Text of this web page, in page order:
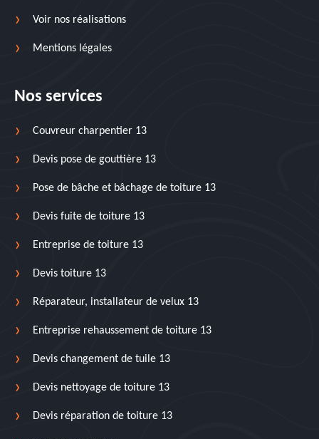
Voir nos réalisations
Mentions légales
Nos services
Couvreur charpentier 13
Devis pose de gouttière 13
Pose de bâche et bâchage de toiture 13
Devis fuite de toiture 13
Entreprise de toiture 13
Devis toiture 13
Réparateur, installateur de velux 13
Entreprise rehaussement de toiture 13
Devis changement de tuile 13
Devis nettoyage de toiture 13
Devis réparation de toiture 13